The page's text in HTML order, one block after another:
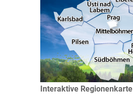
Interaktive Regionenkarte